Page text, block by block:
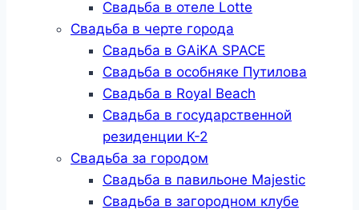
Свадьба в отеле Lotte
Свадьба в черте города
Свадьба в GAiKA SPACE
Свадьба в особняке Путилова
Свадьба в Royal Beach
Свадьба в государственной
резиденции К-2
Свадьба за городом
Свадьба в павильоне Majestic
Свадьба в загородном клубе